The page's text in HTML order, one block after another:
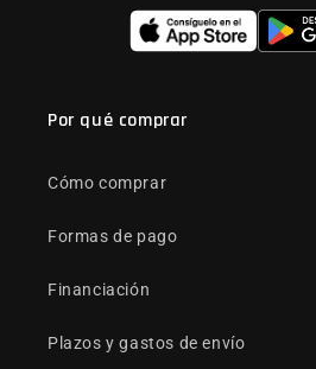
Por qué comprar
Cómo comprar
Formas de pago
Financiación
Plazos y gastos de envío